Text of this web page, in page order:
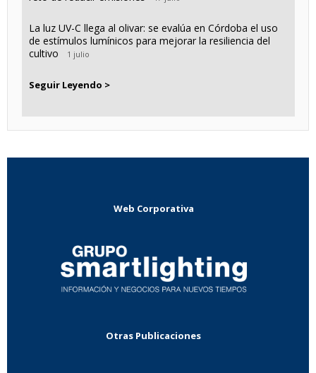
La luz UV-C llega al olivar: se evalúa en Córdoba el uso
de estímulos lumínicos para mejorar la resiliencia del
cultivo
1 julio
Seguir Leyendo >
Web Corporativa
Otras Publicaciones